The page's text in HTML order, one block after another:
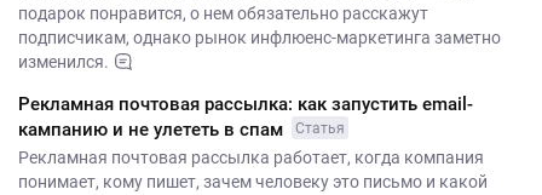
подарок понравится, о нем обязательно расскажут
подписчикам, однако рынок инфлюенс-маркетинга заметно
изменился.
Рекламная почтовая рассылка: как запустить email-
кампанию и не улететь в спам
Статья
Рекламная почтовая рассылка работает, когда компания
понимает, кому пишет, зачем человеку это письмо и какой